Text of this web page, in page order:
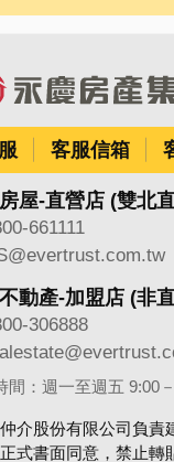
客服信箱
屋-直營店 (雙北
661111
動產-加盟店 (非
306888
間：週一至週五 9:00
介股份有限公司負責
式書面同意，禁止轉